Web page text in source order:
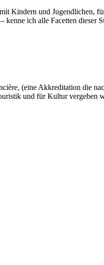
Kindern und Jugendlichen,
ich alle Facetten
(eine Akkreditation die
und für Kultur vergeben